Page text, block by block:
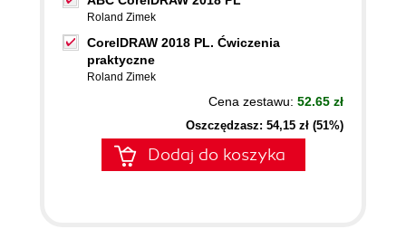
Roland Zimek
CorelDRAW 2018 PL. Ćwiczenia
praktyczne
Roland Zimek
Cena zestawu: 52.65 zł
Oszczędzasz: 54,15 zł (51%)
Dodaj do koszyka